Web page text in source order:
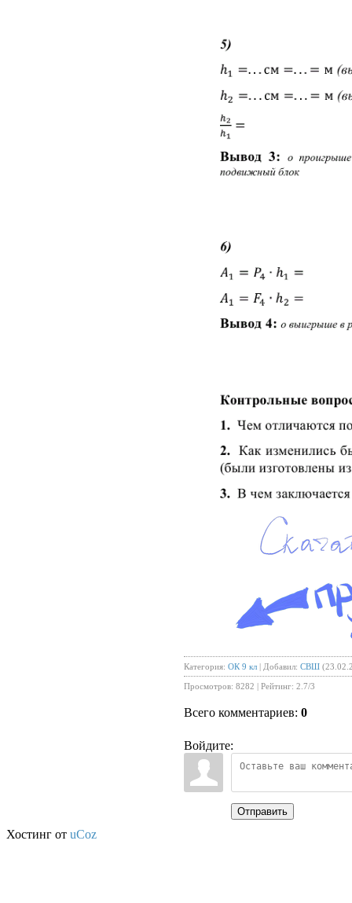
Категория: ОК 9 кл | Добавил: СВШ
Просмотров: 8282 | Рейтинг: 2.7/3
Всего комментариев: 0
Войдите:
Отправить
Хостинг от uCoz